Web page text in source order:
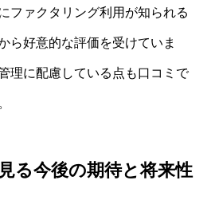
ファクタリング利用が知られる
ら好意的な評価を受けていま
理に配慮している点も口コミで
る今後の期待と将来性